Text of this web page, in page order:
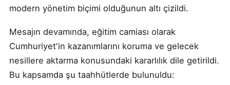
modern yönetim biçimi olduğunun altı çizildi.
Mesajın devamında, eğitim camiası olarak
Cumhuriyet'in kazanımlarını koruma ve gelecek
nesillere aktarma konusundaki kararlılık dile getirildi.
Bu kapsamda şu taahhütlerde bulunuldu: